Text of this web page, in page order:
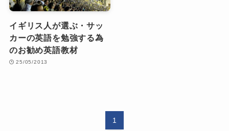
イギリス人が選ぶ・サッ
カーの英語を勉強する為
のお勧め英語教材
25/05/2013
1